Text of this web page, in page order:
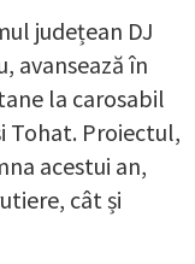
județean DJ
avansează în
la carosabil
Tohat. Proiectul,
acestui an,
cât și